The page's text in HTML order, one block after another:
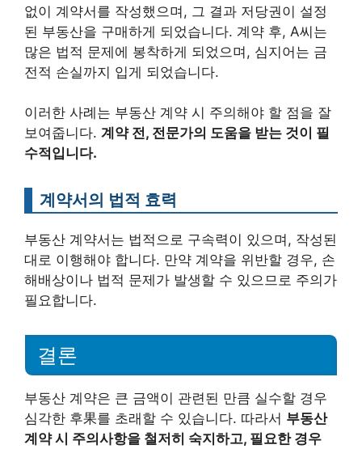
없이 계약서를 작성했으며, 그 결과 저당권이 설정
된 부동산을 구매하게 되었습니다. 계약 후, A씨는
많은 법적 문제에 봉착하게 되었으며, 심지어는 금
전적 손실까지 입게 되었습니다.
이러한 사례는 부동산 계약 시 주의해야 할 점을 잘
보여줍니다. 계약 전, 전문가의 도움을 받는 것이 필
수적입니다.
계약서의 법적 효력
부동산 계약서는 법적으로 구속력이 있으며, 작성된
대로 이행해야 합니다. 만약 계약을 위반할 경우, 손
해배상이나 법적 문제가 발생할 수 있으므로 주의가
필요합니다.
결론
부동산 계약은 큰 금액이 관련된 만큼 실수할 경우
심각한 후果를 초래할 수 있습니다. 따라서 부동산
계약 시 주의사항을 철저히 숙지하고, 필요한 경우